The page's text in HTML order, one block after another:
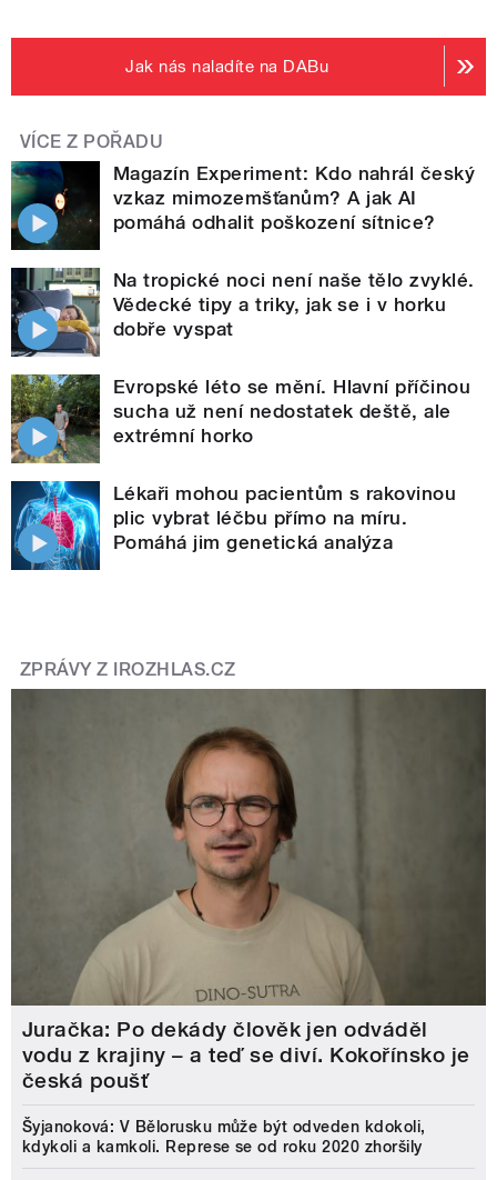
Jak nás naladíte na DABu
VÍCE Z POŘADU
Magazín Experiment: Kdo nahrál český
vzkaz mimozemšťanům? A jak AI
pomáhá odhalit poškození sítnice?
Na tropické noci není naše tělo zvyklé.
Vědecké tipy a triky, jak se i v horku
dobře vyspat
Evropské léto se mění. Hlavní příčinou
sucha už není nedostatek deště, ale
extrémní horko
Lékaři mohou pacientům s rakovinou
plic vybrat léčbu přímo na míru.
Pomáhá jim genetická analýza
ZPRÁVY Z IROZHLAS.CZ
Juračka: Po dekády člověk jen odváděl
vodu z krajiny – a teď se diví. Kokořínsko je
česká poušť
Šyjanoková: V Bělorusku může být odveden kdokoli,
kdykoli a kamkoli. Represe se od roku 2020 zhoršily